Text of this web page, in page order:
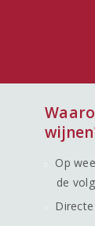
Op
de